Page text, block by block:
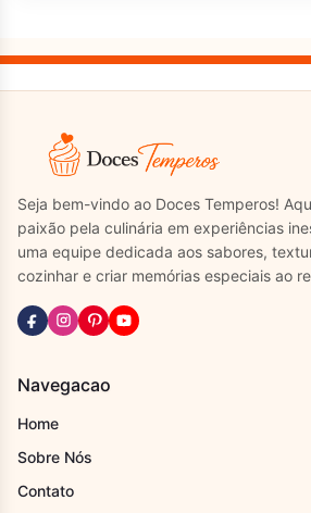
Seja bem-vindo ao Doces Temperos!
paixão pela culinária em experiências
uma equipe dedicada aos sabores,
cozinhar e criar memórias especiais ao
Navegacao
Home
Sobre Nós
Contato